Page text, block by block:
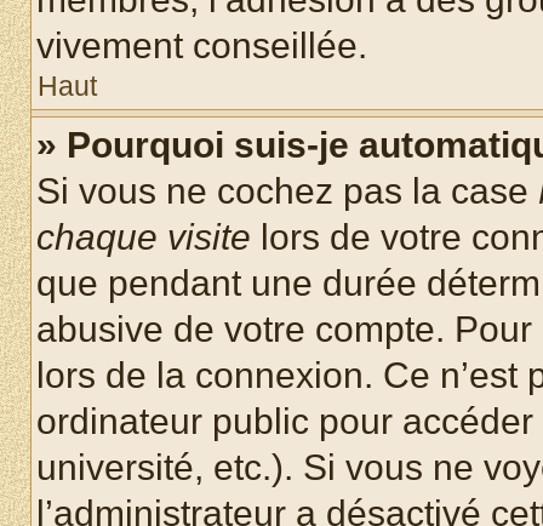
vivement conseillée.
Haut
» Pourquoi suis-je
Si vous ne cochez pas la case
chaque visite lors de votre
que pendant une durée
abusive de votre compte.
lors de la connexion. Ce
ordinateur public pour
université, etc.). Si vous ne
l’administrateur a désactivé